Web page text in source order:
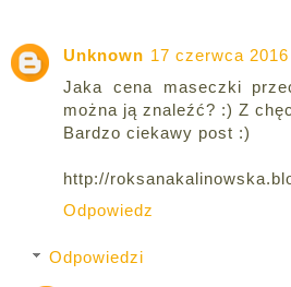
Unknown 17 czerwca 2016
Jaka cena maseczki
można ją znaleźć? :) Z
Bardzo ciekawy post :)
http://
Odpowiedz
Odpowiedzi